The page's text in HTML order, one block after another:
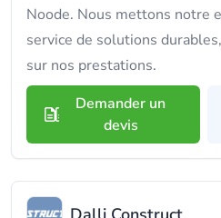
Noode. Nous mettons notre
service de solutions
sur nos prestations.
Demander un
devis